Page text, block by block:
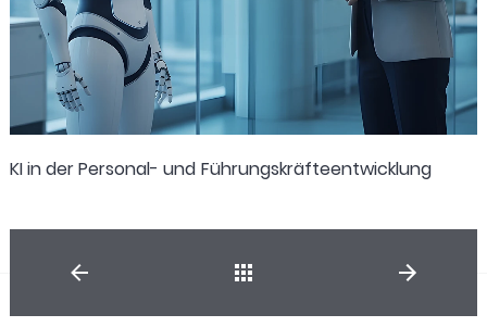
KI in der Personal- und Führungskräfteentwicklung